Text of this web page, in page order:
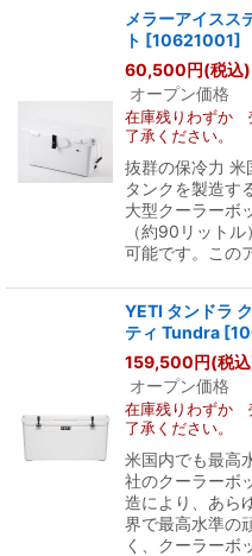
メラーアイス
ト [10621001]
60,500円(税込)
オープン価格
在庫残りわずか
了承ください。
抜群の保冷力 米
タンクを製造す
大型クーラーボ
（約90リット
可能です。この
YETI タンドラ
ティ Tundra [
159,500円(税
オープン価格
在庫残りわずか
了承ください。
米国内でも最高
社のクーラーボ
造により、あら
界で最高水準の
く、クーラーボ